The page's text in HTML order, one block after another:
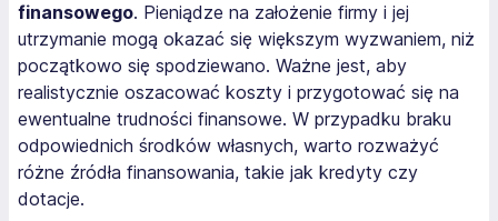
finansowego. Pieniądze na założenie firmy i jej
utrzymanie mogą okazać się większym wyzwaniem, niż
początkowo się spodziewano. Ważne jest, aby
realistycznie oszacować koszty i przygotować się na
ewentualne trudności finansowe. W przypadku braku
odpowiednich środków własnych, warto rozważyć
różne źródła finansowania, takie jak kredyty czy
dotacje.